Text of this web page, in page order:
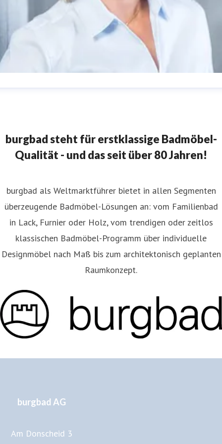
burgbad steht für erstklassige Badmöbel-
Qualität - und das seit über 80 Jahren!
burgbad als Weltmarktführer bietet in allen Segmenten
überzeugende Badmöbel-Lösungen an: vom Familienbad
in Lack, Furnier oder Holz, vom trendigen oder zeitlos
klassischen Badmöbel-Programm über individuelle
Designmöbel nach Maß bis zum architektonisch geplanten
Raumkonzept.
burgbad AG
Am Donscheid 3